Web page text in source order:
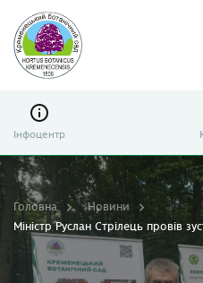
Інфоцентр
Головна
Новини
Міністр Руслан Стрілець провів